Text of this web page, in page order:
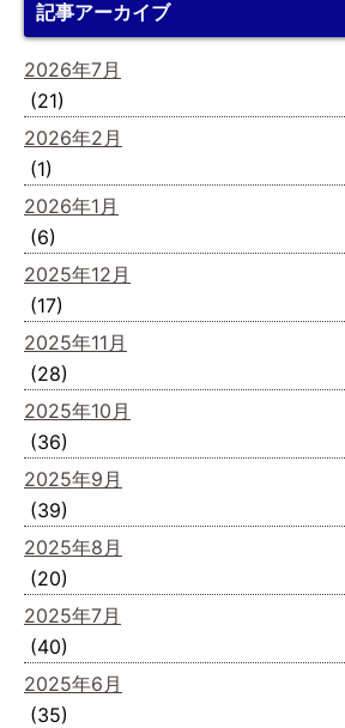
記事アーカイブ
2026年7月
(21)
2026年2月
(1)
2026年1月
(6)
2025年12月
(17)
2025年11月
(28)
2025年10月
(36)
2025年9月
(39)
2025年8月
(20)
2025年7月
(40)
2025年6月
(35)